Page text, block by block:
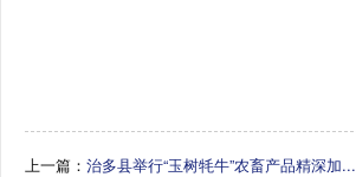
上一篇： 治多县举行“玉树牦牛”农畜产品精深加...